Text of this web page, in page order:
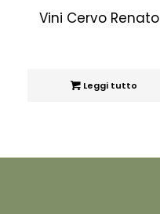
Vini Cervo Renato
Leggi tutto